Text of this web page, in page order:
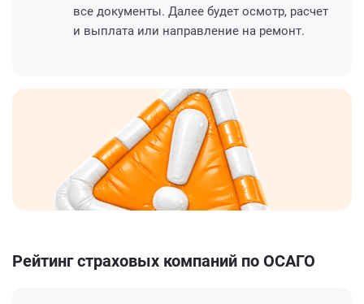
все документы. Далее будет осмотр, расчет
и выплата или направление на ремонт.
Рейтинг страховых компаний по ОСАГО